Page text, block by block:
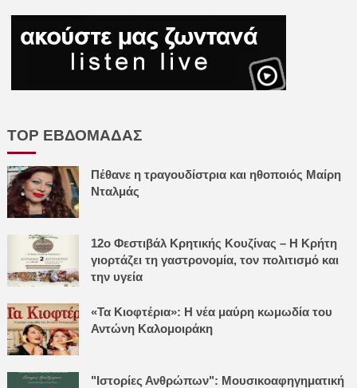
TOP ΕΒΔΟΜΑΔΑΣ
Πέθανε η τραγουδίστρια και ηθοποιός Μαίρη
Νταλμάς
12ο Φεστιβάλ Κρητικής Κουζίνας – Η Κρήτη
γιορτάζει τη γαστρονομία, τον πολιτισμό και
την υγεία
«Τα Κιοφτέρια»: Η νέα μαύρη κωμωδία του
Αντώνη Καλομοιράκη
"Ιστορίες Ανθρώπων": Μουσικοαφηγηματική